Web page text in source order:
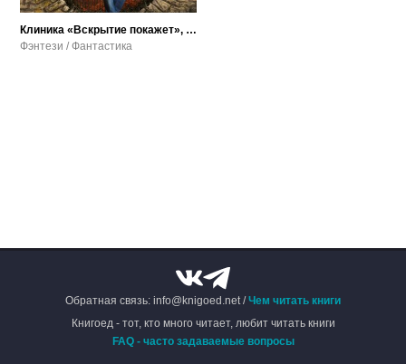
Клиника «Вскрытие покажет», или Живым вход воспрещён
Фэнтези / Фантастика
Обратная связь: info@knigoed.net /Чем читать книги
Книгоед - тот, кто много читает, любит читать книги
FAQ - часто задаваемые вопросы